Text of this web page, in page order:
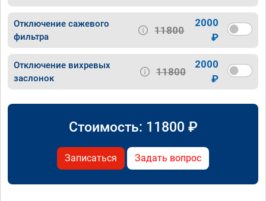
Отключение сажевого
фильтра
11800
2000
₽
Отключение вихревых
заслонок
11800
2000
₽
Стоимость: 11800 ₽
Записаться Задать вопрос